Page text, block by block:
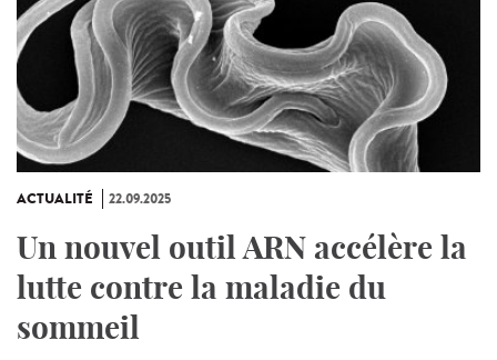
ACTUALITÉ 22.09.2025
Un nouvel outil ARN accélère la
lutte contre la maladie du
sommeil